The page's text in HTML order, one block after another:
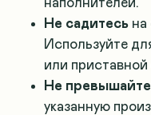
Не садитесь на
Используйте
или приставной
Не превышайте
указанную